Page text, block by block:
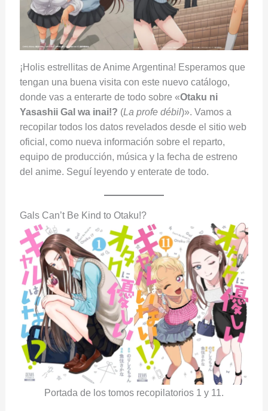
¡Holis estrellitas de Anime Argentina! Esperamos que
tengan una buena visita con este nuevo catálogo,
donde vas a enterarte de todo sobre «Otaku ni
Yasashii Gal wa inai!? (La profe débil)». Vamos a
recopilar todos los datos revelados desde el sitio web
oficial, como nueva información sobre el reparto,
equipo de producción, música y la fecha de estreno
del anime. Seguí leyendo y enterate de todo.
Gals Can’t Be Kind to Otaku!?
Portada de los tomos recopilatorios 1 y 11.